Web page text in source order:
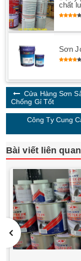
chất
Sơn
Cửa Hàng Sơn
Chống Gỉ Tốt
Công Ty Cung
Bài viết liên quan